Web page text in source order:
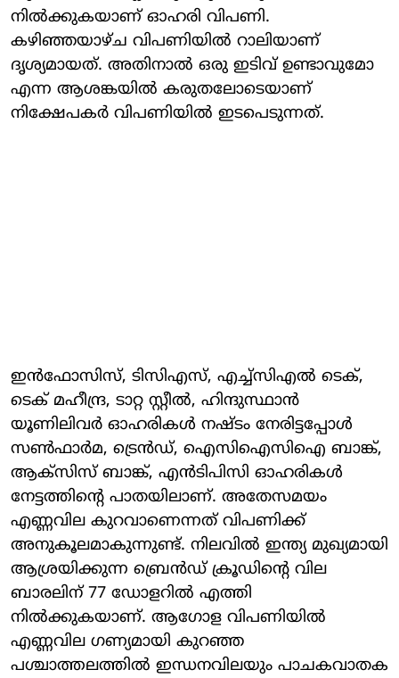
നില്‍ക്കുകയാണ് ഓഹരി വിപണി.
കഴിഞ്ഞയാഴ്ച വിപണിയില്‍ റാലിയാണ്
ദൃശ്യമായത്. അതിനാല്‍ ഒരു ഇടിവ് ഉണ്ടാവുമോ
എന്ന ആശങ്കയില്‍ കരുതലോടെയാണ്
നിക്ഷേപകര്‍ വിപണിയില്‍ ഇടപെടുന്നത്.
ഇന്‍ഫോസിസ്, ടിസിഎസ്, എച്ച്‌സിഎല്‍ ടെക്,
ടെക് മഹീന്ദ്ര, ടാറ്റ സ്റ്റീല്‍, ഹിന്ദുസ്ഥാന്‍
യൂണിലിവര്‍ ഓഹരികള്‍ നഷ്ടം നേരിട്ടപ്പോള്‍
സണ്‍ഫാര്‍മ, ട്രെന്‍ഡ്, ഐസിഐസിഐ ബാങ്ക്,
ആക്‌സിസ് ബാങ്ക്, എന്‍ടിപിസി ഓഹരികള്‍
നേട്ടത്തിന്റെ പാതയിലാണ്. അതേസമയം
എണ്ണവില കുറവാണെന്നത് വിപണിക്ക്
അനുകൂലമാകുന്നുണ്ട്. നിലവില്‍ ഇന്ത്യ മുഖ്യമായി
ആശ്രയിക്കുന്ന ബ്രെന്‍ഡ് ക്രൂഡിന്റെ വില
ബാരലിന് 77 ഡോളറില്‍ എത്തി
നില്‍ക്കുകയാണ്. ആഗോള വിപണിയില്‍
എണ്ണവില ഗണ്യമായി കുറഞ്ഞ
പശ്ചാത്തലത്തില്‍ ഇന്ധനവിലയും പാചകവാതക